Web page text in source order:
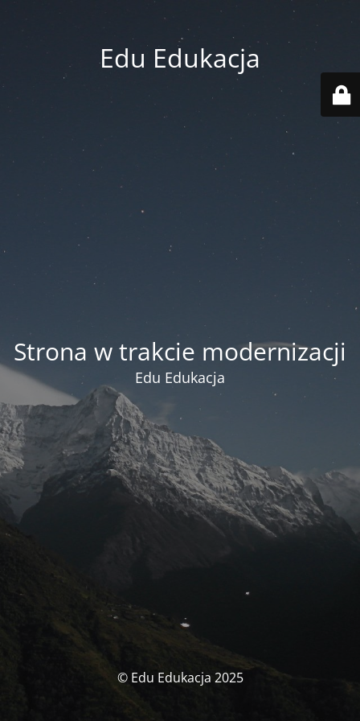
Edu Edukacja
Strona w trakcie modernizacji
Edu Edukacja
© Edu Edukacja 2025